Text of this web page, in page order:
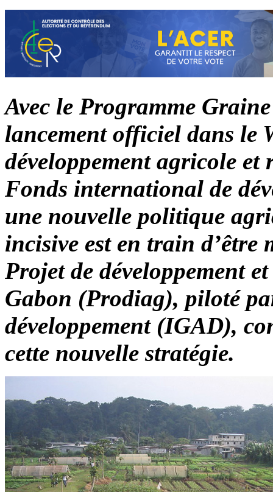
Avec le Programme
lancement officiel dans le
développement agricole
Fonds international de
une nouvelle politique
incisive est en train d’être
Projet de développement
Gabon (Prodiag), piloté
développement (IGAD),
cette nouvelle stratégie.